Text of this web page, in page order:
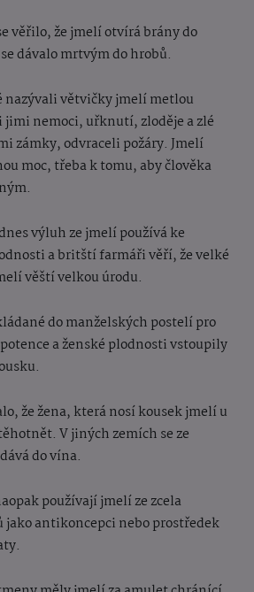
věřilo, že jmelí otvírá brány do
dávalo mrtvým do hrobů.
nazývali větvičky jmelí metlou
jimi nemoci, uřknutí, zloděje a zlé
zámky, odvraceli požáry. Jmelí
moc, třeba k tomu, aby člověka
výluh ze jmelí používá ke
a britští farmáři věří, že velké
věští velkou úrodu.
do manželských postelí pro
a ženské plodnosti vstoupily
že žena, která nosí kousek jmelí u
V jiných zemích se ze
do vína.
používají jmelí ze zcela
jako antikoncepci nebo prostředek